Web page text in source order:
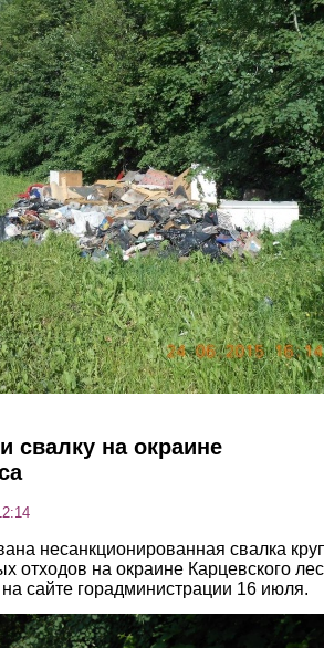
свалку на окраине
несанкционированная свалка
отходов на окраине Карцевского
сайте горадминистрации 16 июля.